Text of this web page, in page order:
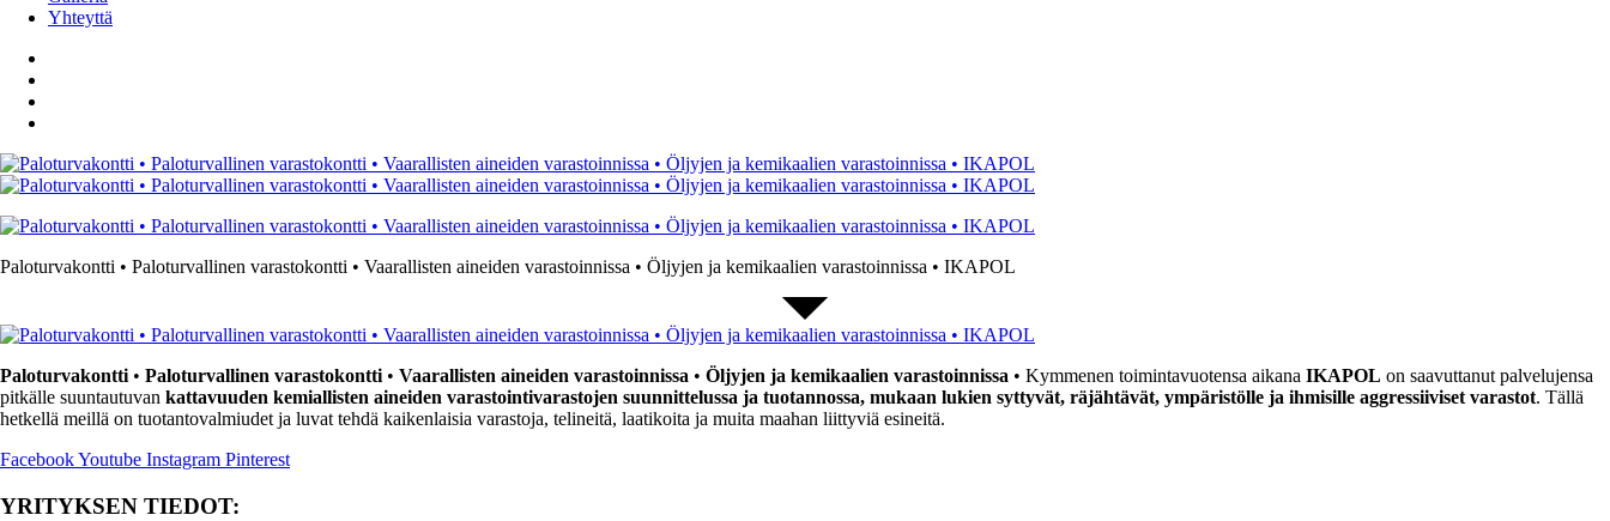
Yhteyttä
Paloturvakontti • Paloturvallinen varastokontti • Vaarallisten aineiden varastoinnissa • Öljyjen ja kemikaalien varastoinnissa • IKAPOL
Paloturvakontti • Paloturvallinen varastokontti • Vaarallisten aineiden varastoinnissa • Öljyjen ja kemikaalien varastoinnissa • Kymmenen toimintavuotensa aikana IKAPOL on saavuttanut palvelujensa
pitkälle suuntautuvan kattavuuden kemiallisten aineiden varastointivarastojen suunnittelussa ja tuotannossa, mukaan lukien syttyvät, räjähtävät, ympäristölle ja ihmisille aggressiiviset varastot. Tällä
hetkellä meillä on tuotantovalmiudet ja luvat tehdä kaikenlaisia varastoja, telineitä, laatikoita ja muita maahan liittyviä esineitä.
FacebookYoutube Instagram Pinterest
YRITYKSEN TIEDOT: